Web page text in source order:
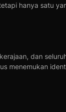
hanya satu
dan
menemukan